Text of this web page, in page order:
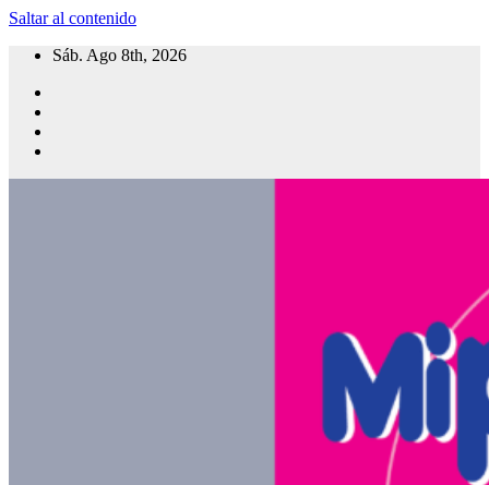
Saltar al contenido
Sáb. Ago 8th, 2026